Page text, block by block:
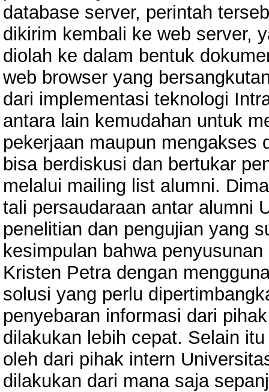
database server, perintah
dikirim kembali ke web server,
diolah ke dalam bentuk
web browser yang
dari implementasi teknologi
antara lain kemudahan untuk
pekerjaan maupun mengakses
bisa berdiskusi dan bertukar
melalui mailing list alumni.
tali persaudaraan antar alumni
penelitian dan pengujian yang
kesimpulan bahwa
Kristen Petra dengan
solusi yang perlu
penyebaran informasi dari
dilakukan lebih cepat. Selain
oleh dari pihak intern
dilakukan dari mana saja